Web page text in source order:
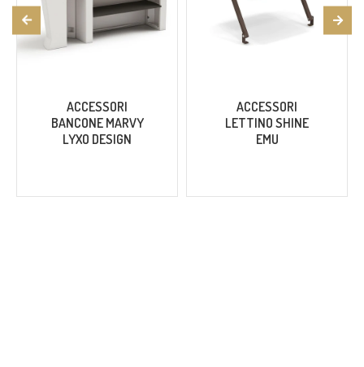
ACCESSORI
BANCONE MARVY
LYXO DESIGN
ACCESSORI
LETTINO SHINE
EMU